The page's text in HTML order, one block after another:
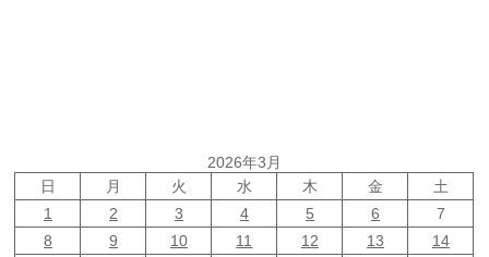
2026年3月
日
月 火 水 木 金
土
1
2 3 4 5 6
7
8
9 10 11 12 13
14